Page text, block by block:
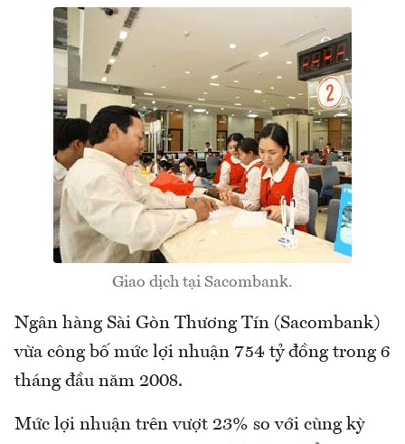
Giao dịch tại Sacombank.
Ngân hàng Sài Gòn Thương Tín (Sacombank)
vừa công bố mức lợi nhuận 754 tỷ đồng trong 6
tháng đầu năm 2008.
Mức lợi nhuận trên vượt 23% so với cùng kỳ